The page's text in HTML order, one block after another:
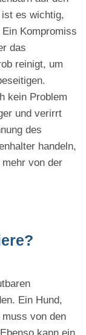
ist es wichtig,
Kompromiss
das
reinigt, um
kein Problem
und verirrt
des
handeln,
von der
Ein Hund,
von den